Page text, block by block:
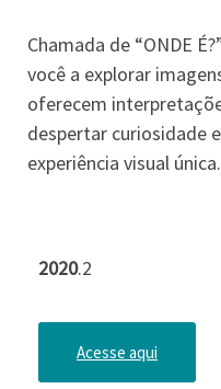
Chamada de “ONDE
você a explorar
oferecem
despertar curiosidade
experiência visual única.
2020.2
Acesse aqui